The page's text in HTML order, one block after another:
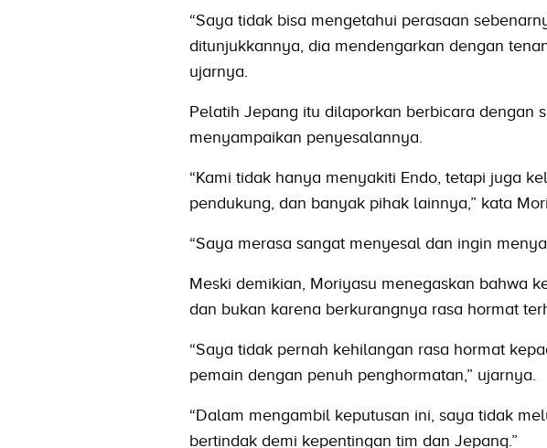
“Saya tidak bisa mengetahui perasaan
ditunjukkannya, dia mendengarkan dengan
ujarnya.
Pelatih Jepang itu dilaporkan berbicara dengan
menyampaikan penyesalannya.
“Kami tidak hanya menyakiti Endo, tetapi juga
pendukung, dan banyak pihak lainnya,” kata
“Saya merasa sangat menyesal dan ingin
Meski demikian, Moriyasu menegaskan bahwa
dan bukan karena berkurangnya rasa hormat
“Saya tidak pernah kehilangan rasa hormat
pemain dengan penuh penghormatan,” ujarnya.
“Dalam mengambil keputusan ini, saya tidak
bertindak demi kepentingan tim dan Jepang.”